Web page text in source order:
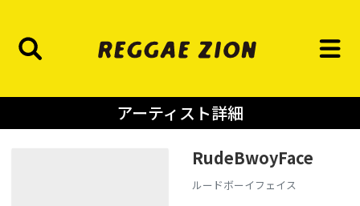
アーティスト詳細
RudeBwoyFace
ルードボーイフェイス